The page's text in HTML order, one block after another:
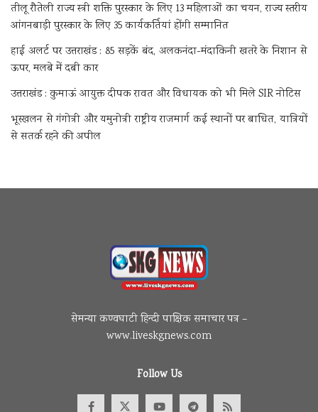
तीलू रौतेली राज्य स्त्री शक्ति पुरस्कार के लिए 13 महिलाओं का चयन, राज्य स्तरीय
आंगनबाड़ी पुरस्कार के लिए 35 कार्यकर्तियां होंगी सम्मानित
हाई अलर्ट पर उत्तराखंड : 85 सड़कें बंद, अलकनंदा-मंदाकिनी खतरे के निशान से
ऊपर, मलबे में दबी कार
उत्तराखंड : कुमाऊं आयुक्त दीपक रावत और विधायक को भी मिले SIR नोटिस
भूस्खलन से गंगोत्री और यमुनोत्री राष्ट्रीय राजमार्ग कई स्थानों पर बाधित, यात्रियों
से सतर्क रहने की अपील
सेमन्या कण्वघाटी हिन्दी पाक्षिक समाचार पत्र –
www.liveskgnews.com
Follow Us